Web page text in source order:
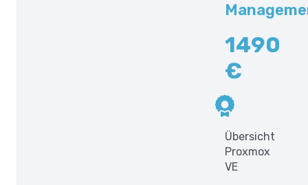
1490
€
Übersicht
Proxmox
VE